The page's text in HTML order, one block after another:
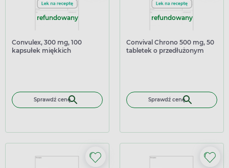
refundowany
Convulex, 300 mg, 100
kapsułek miękkich
Sprawdź cenę
refundowany
Convival Chrono 500 mg, 50
tabletek o przedłużonym
Sprawdź cenę